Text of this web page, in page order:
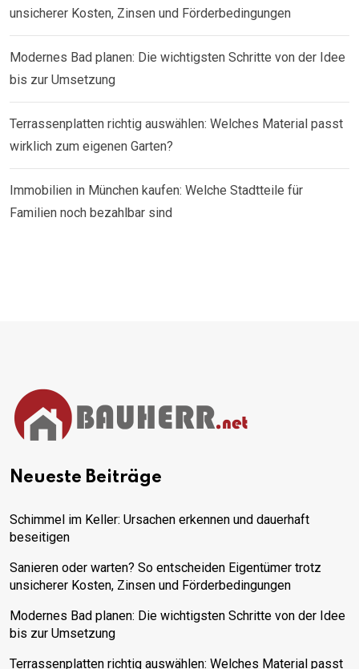
unsicherer Kosten, Zinsen und Förderbedingungen
Modernes Bad planen: Die wichtigsten Schritte von der Idee
bis zur Umsetzung
Terrassenplatten richtig auswählen: Welches Material passt
wirklich zum eigenen Garten?
Immobilien in München kaufen: Welche Stadtteile für
Familien noch bezahlbar sind
Neueste Beiträge
Schimmel im Keller: Ursachen erkennen und dauerhaft
beseitigen
Sanieren oder warten? So entscheiden Eigentümer trotz
unsicherer Kosten, Zinsen und Förderbedingungen
Modernes Bad planen: Die wichtigsten Schritte von der Idee
bis zur Umsetzung
Terrassenplatten richtig auswählen: Welches Material passt